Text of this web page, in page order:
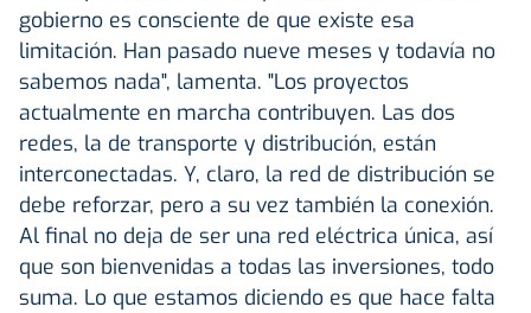
gobierno es consciente de que existe esa
limitación. Han pasado nueve meses y todavía no
sabemos nada", lamenta. "Los proyectos
actualmente en marcha contribuyen. Las dos
redes, la de transporte y distribución, están
interconectadas. Y, claro, la red de distribución se
debe reforzar, pero a su vez también la conexión.
Al final no deja de ser una red eléctrica única, así
que son bienvenidas a todas las inversiones, todo
suma. Lo que estamos diciendo es que hace falta